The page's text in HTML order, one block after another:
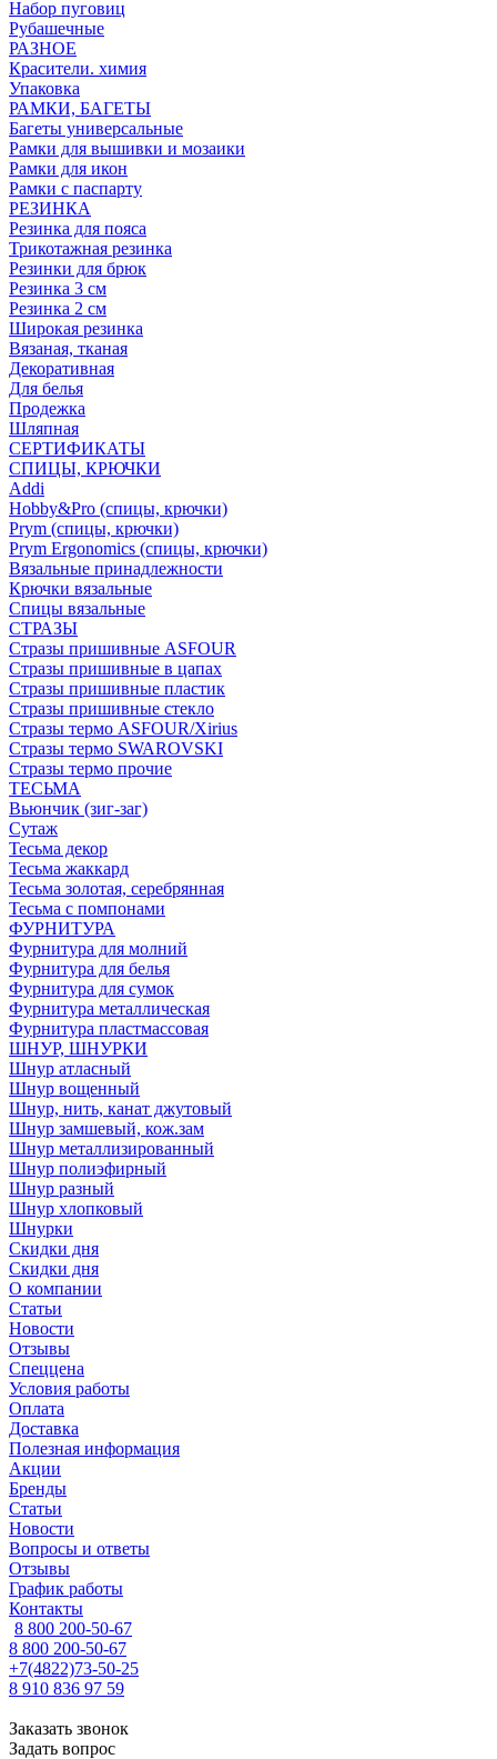
Набор пуговиц
Рубашечные
РАЗНОЕ
Красители. химия
Упаковка
РАМКИ, БАГЕТЫ
Багеты универсальные
Рамки для вышивки и мозаики
Рамки для икон
Рамки с паспарту
РЕЗИНКА
Резинка для пояса
Трикотажная резинка
Резинки для брюк
Резинка 3 см
Резинка 2 см
Широкая резинка
Вязаная, тканая
Декоративная
Для белья
Продежка
Шляпная
СЕРТИФИКАТЫ
СПИЦЫ, КРЮЧКИ
Addi
Hobby&Pro (спицы, крючки)
Prym (спицы, крючки)
Prym Ergonomics (спицы, крючки)
Вязальные принадлежности
Крючки вязальные
Спицы вязальные
СТРАЗЫ
Стразы пришивные ASFOUR
Стразы пришивные в цапах
Стразы пришивные пластик
Стразы пришивные стекло
Стразы термо ASFOUR/Xirius
Стразы термо SWAROVSKI
Стразы термо прочие
ТЕСЬМА
Вьюнчик (зиг-заг)
Сутаж
Тесьма декор
Тесьма жаккард
Тесьма золотая, серебрянная
Тесьма с помпонами
ФУРНИТУРА
Фурнитура для молний
Фурнитура для белья
Фурнитура для сумок
Фурнитура металлическая
Фурнитура пластмассовая
ШНУР, ШНУРКИ
Шнур атласный
Шнур вощенный
Шнур, нить, канат джутовый
Шнур замшевый, кож.зам
Шнур металлизированный
Шнур полиэфирный
Шнур разный
Шнур хлопковый
Шнурки
Скидки дня
Скидки дня
О компании
Статьи
Новости
Отзывы
Спеццена
Условия работы
Оплата
Доставка
Полезная информация
Акции
Бренды
Статьи
Новости
Вопросы и ответы
Отзывы
График работы
Контакты
8 800 200-50-67
8 800 200-50-67
+7(4822)73-50-25
8 910 836 97 59
Заказать звонок
Задать вопрос